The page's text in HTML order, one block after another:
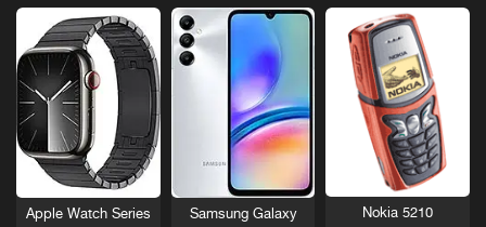
Nokia 5210
Samsung Galaxy
Apple Watch Series